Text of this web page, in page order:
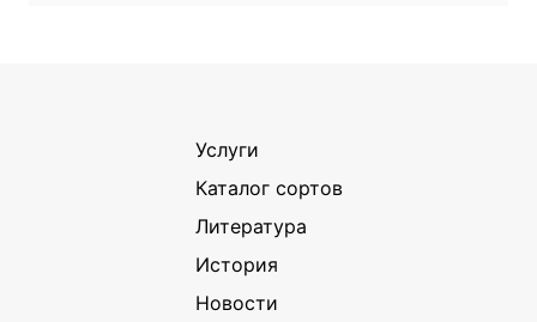
Услуги
Каталог сортов
Литература
История
Новости